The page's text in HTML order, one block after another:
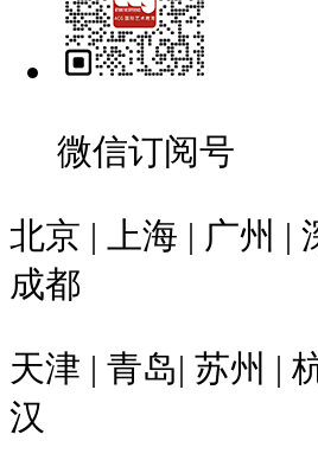
微信订阅号
北京 | 上海 | 广州 |
成都
天津 | 青岛| 苏州 |
汉